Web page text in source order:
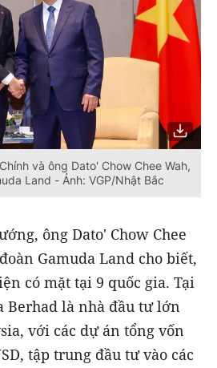
và ông Dato' Chow Chee Wah,
Land - Ảnh: VGP/Nhật Bắc
ông Dato' Chow Chee
Gamuda Land cho biết,
có mặt tại 9 quốc gia. Tại
Berhad là nhà đầu tư lớn
với các dự án tổng vốn
tập trung đầu tư vào các